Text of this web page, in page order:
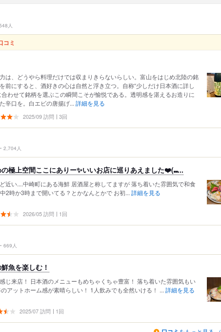
人
コミ
は、どうやら料理だけでは収まりきらないらしい。富山をはじめ北陸の銘
前にすると、酒好きの心は自然と浮き立つ。自称“少しだけ日本酒に詳し
合わせて銘柄を選ぶこの瞬間こそが愉悦である。透明感を湛えるお造りに
辛口を。白エビの唐揚げ... 詳細を見る
2025/09 訪問 3回
2,704人
極上空間ここにありー✨いいお店に巡りあえました❤️(⑉...
近い....中崎町にある海鮮 居酒屋と称してますが 落ち着いた雰囲気で和食
2時か3時まで開いてる？とかなんとかで お初... 詳細を見る
2026/05 訪問 1回
669人
魚を楽しむ！
じ来店！ 日本酒のメニューもめちゃくちゃ豊富！ 落ち着いた雰囲気もい
アットホーム感が素晴らしい！ 1人飲みでも全然いける！ ... 詳細を見る
2025/07 訪問 1回